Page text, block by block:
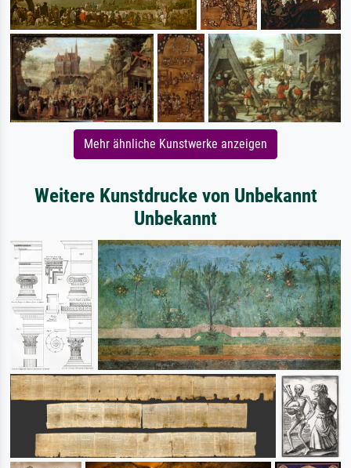
Mehr ähnliche Kunstwerke anzeigen
Weitere Kunstdrucke von Unbekannt
Unbekannt